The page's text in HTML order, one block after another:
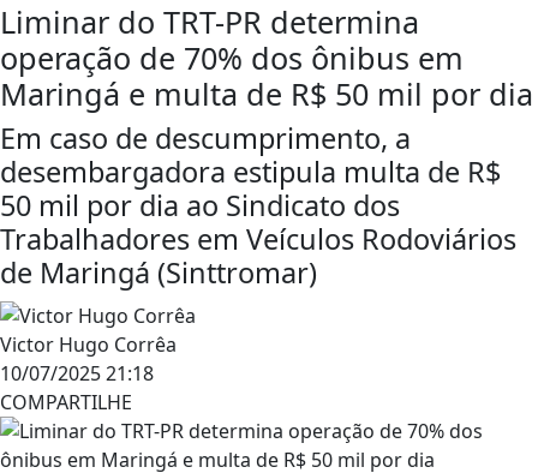
Liminar do TRT-PR determina
operação de 70% dos ônibus em
Maringá e multa de R$ 50 mil por dia
Em caso de descumprimento, a
desembargadora estipula multa de R$
50 mil por dia ao Sindicato dos
Trabalhadores em Veículos Rodoviários
de Maringá (Sinttromar)
Victor Hugo Corrêa
10/07/2025 21:18
COMPARTILHE